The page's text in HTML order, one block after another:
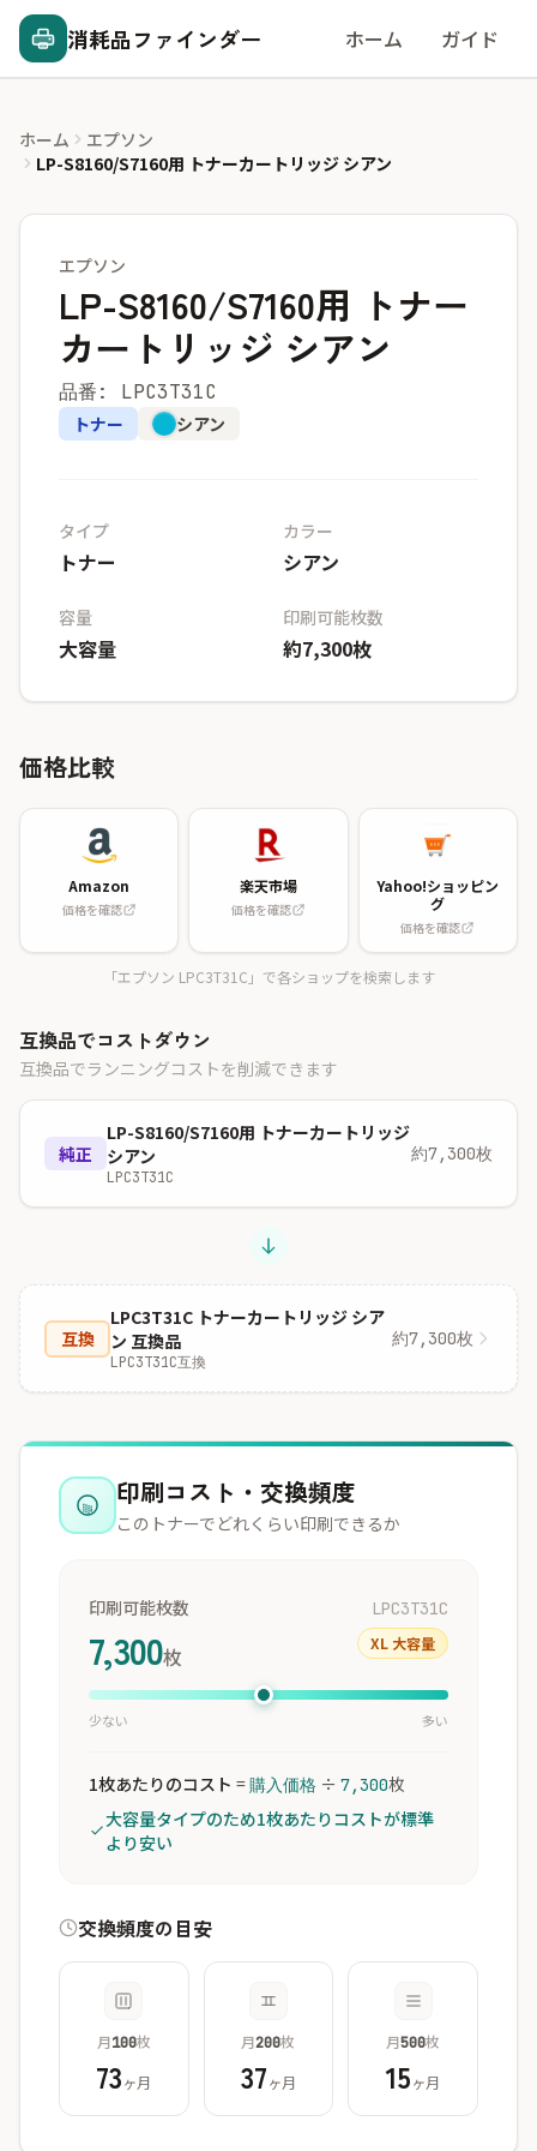
消耗品ファインダー ホーム ガイド
ホーム
エプソン
LP-S8160/S7160用 トナーカートリッジ シアン
エプソン
LP-S8160/S7160用 トナー
カートリッジ シアン
品番: LPC3T31C
トナー シアン
タイプ
トナー
カラー
シアン
容量
大容量
印刷可能枚数
約7,300枚
価格比較
Amazon
価格を確認
楽天市場
価格を確認
Yahoo!ショッピン
グ
価格を確認
「エプソン LPC3T31C」で各ショップを検索します
互換品でコストダウン
互換品でランニングコストを削減できます
純正
LP-S8160/S7160用 トナーカートリッジ
シアン
LPC3T31C
約7,300枚
互換
LPC3T31C トナーカートリッジ シア
ン 互換品
LPC3T31C互換
約7,300枚
印刷コスト・交換頻度
このトナーでどれくらい印刷できるか
印刷可能枚数
7,300枚
LPC3T31C
XL 大容量
少ない 多い
1枚あたりのコスト =購入価格 ÷ 7,300枚
大容量タイプのため1枚あたりコストが標準
より安い
交換頻度の目安
月100枚
73ヶ月
月200枚
37ヶ月
月500枚
15ヶ月